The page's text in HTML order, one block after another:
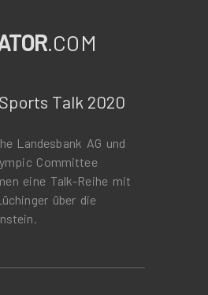
.COM
Talk 2020
Landesbank AG und
Committee
eine Talk-Reihe mit
über die